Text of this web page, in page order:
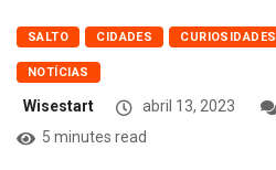
SALTO CIDADES CURIOSIDADES
NOTÍCIAS
Wisestart abril 13, 2023
5 minutes read